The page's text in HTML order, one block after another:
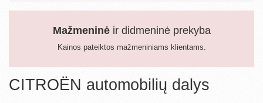
Mažmeninėir didmeninė prekyba
Kainos pateiktos mažmeniniams klientams.
CITROËN automobilių dalys